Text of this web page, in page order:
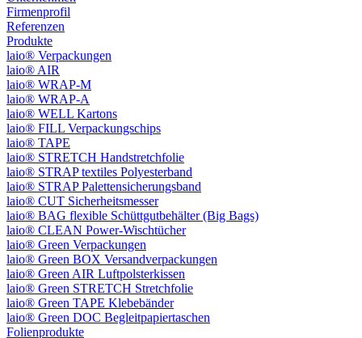
Firmenprofil
Referenzen
Produkte
laio® Verpackungen
laio® AIR
laio® WRAP-M
laio® WRAP-A
laio® WELL Kartons
laio® FILL Verpackungschips
laio® TAPE
laio® STRETCH Handstretchfolie
laio® STRAP textiles Polyesterband
laio® STRAP Palettensicherungsband
laio® CUT Sicherheitsmesser
laio® BAG flexible Schüttgutbehälter (Big Bags)
laio® CLEAN Power-Wischtücher
laio® Green Verpackungen
laio® Green BOX Versandverpackungen
laio® Green AIR Luftpolsterkissen
laio® Green STRETCH Stretchfolie
laio® Green TAPE Klebebänder
laio® Green DOC Begleitpapiertaschen
Folienprodukte